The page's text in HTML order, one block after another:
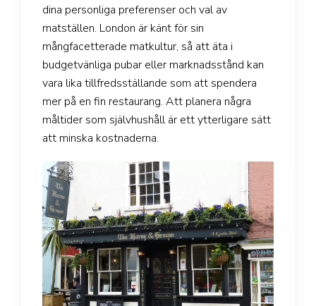
dina personliga preferenser och val av
matställen. London är känt för sin
mångfacetterade matkultur, så att äta i
budgetvänliga pubar eller marknadsstånd kan
vara lika tillfredsställande som att spendera
mer på en fin restaurang. Att planera några
måltider som självhushåll är ett ytterligare sätt
att minska kostnaderna.